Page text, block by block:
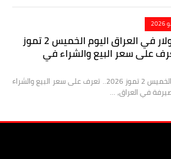
أسعار الدولار في العراق اليوم الخميس 2 تموز
تعرف على سعر البيع والشراء في
أسعار الدولار في العراق اليوم الخميس 2 تموز 2026.. تعرف على سعر البيع والشراء
في العراق، …